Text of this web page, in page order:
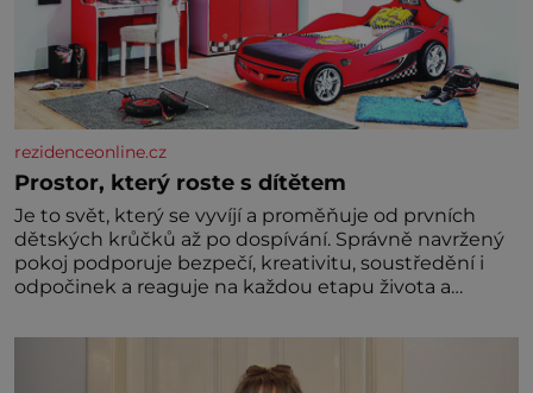
rezidenceonline.cz
Prostor, který roste s dítětem
Je to svět, který se vyvíjí a proměňuje od prvních
dětských krůčků až po dospívání. Správně navržený
pokoj podporuje bezpečí, kreativitu, soustředění i
odpočinek a reaguje na každou etapu života a
jednoduchost, měkkost a bezpečí, proto by pokoj